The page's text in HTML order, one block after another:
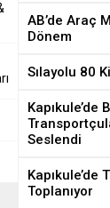
AB’de Araç
Dönem
Sılayolu 80
Kapıkule’de
Seslendi
Kapıkule’de
Toplanıyor